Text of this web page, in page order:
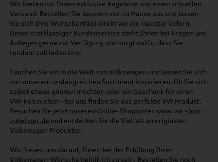
Wir bieten wir Ihnen exklusive Angebote und einen schnellen
Versand. Bestellen Sie bequem von zu Hause aus und lassen
Sie sich Ihre Wunschartikel direkt vor die Haustür liefern.
Unser erstklassiger Kundenservice steht Ihnen bei Fragen und
Anliegen gerne zur Verfügung und sorgt dafür, dass Sie
rundum zufrieden sind.
Tauchen Sie ein in die Welt von Volkswagen und lassen Sie sich
von unserem umfangreichen Sortiment inspirieren. Ob Sie sich
selbst etwas gönnen möchten oder ein Geschenk für einen
VW-Fan suchen - bei uns finden Sie das perfekte VW Produkt.
Besuchen Sie jetzt unseren Online-Shop unter www.vw-shop-
zubehoer.de und entdecken Sie die Vielfalt an originalen
Volkswagen Produkten.
Wir freuen uns darauf, Ihnen bei der Erfüllung Ihrer
Volkswagen-Wünsche behilflich zu sein. Bestellen Sie noch